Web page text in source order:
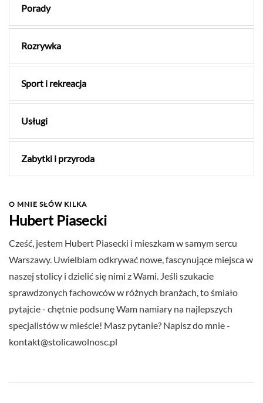
Porady
Rozrywka
Sport i rekreacja
Usługi
Zabytki i przyroda
O MNIE SŁÓW KILKA
Hubert Piasecki
Cześć, jestem Hubert Piasecki i mieszkam w samym sercu
Warszawy. Uwielbiam odkrywać nowe, fascynujące miejsca w
naszej stolicy i dzielić się nimi z Wami. Jeśli szukacie
sprawdzonych fachowców w różnych branżach, to śmiało
pytajcie - chętnie podsunę Wam namiary na najlepszych
specjalistów w mieście! Masz pytanie? Napisz do mnie -
kontakt@stolicawolnosc.pl